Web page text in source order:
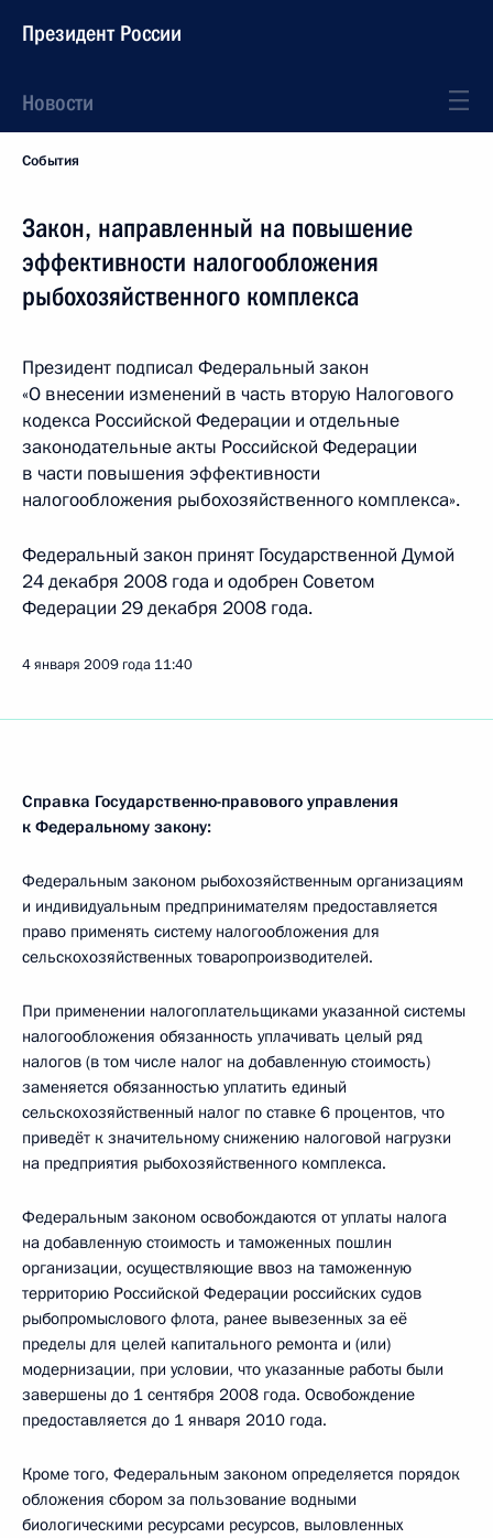
Президент России
Новости
События
Закон, направленный на повышение
эффективности налогообложения
рыбохозяйственного комплекса
Президент подписал Федеральный закон
«О внесении изменений в часть вторую Налогового
кодекса Российской Федерации и отдельные
законодательные акты Российской Федерации
в части повышения эффективности
налогообложения рыбохозяйственного комплекса».
Федеральный закон принят Государственной Думой
24 декабря 2008 года и одобрен Советом
Федерации 29 декабря 2008 года.
4 января 2009 года 11:40
Справка Государственно-правового управления
к Федеральному закону:
Федеральным законом рыбохозяйственным организациям
и индивидуальным предпринимателям предоставляется
право применять систему налогообложения для
сельскохозяйственных товаропроизводителей.
При применении налогоплательщиками указанной системы
налогообложения обязанность уплачивать целый ряд
налогов (в том числе налог на добавленную стоимость)
заменяется обязанностью уплатить единый
сельскохозяйственный налог по ставке 6 процентов, что
приведёт к значительному снижению налоговой нагрузки
на предприятия рыбохозяйственного комплекса.
Федеральным законом освобождаются от уплаты налога
на добавленную стоимость и таможенных пошлин
организации, осуществляющие ввоз на таможенную
территорию Российской Федерации российских судов
рыбопромыслового флота, ранее вывезенных за её
пределы для целей капитального ремонта и (или)
модернизации, при условии, что указанные работы были
завершены до 1 сентября 2008 года. Освобождение
предоставляется до 1 января 2010 года.
Кроме того, Федеральным законом определяется порядок
обложения сбором за пользование водными
биологическими ресурсами ресурсов, выловленных